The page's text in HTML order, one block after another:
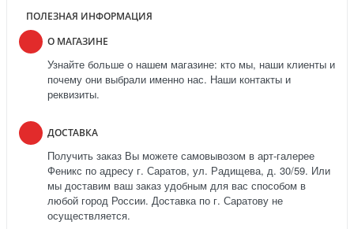
ПОЛЕЗНАЯ ИНФОРМАЦИЯ
О МАГАЗИНЕ
Узнайте больше о нашем магазине: кто мы, наши клиенты и
почему они выбрали именно нас. Наши контакты и
реквизиты.
ДОСТАВКА
Получить заказ Вы можете самовывозом в арт-галерее
Феникс по адресу г. Саратов, ул. Радищева, д. 30/59. Или
мы доставим ваш заказ удобным для вас способом в
любой город России. Доставка по г. Саратову не
осуществляется.